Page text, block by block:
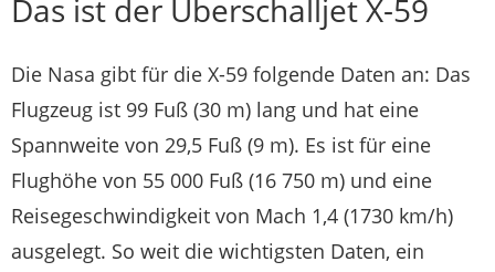
Das ist der Überschalljet X-59
Die Nasa gibt für die X-59 folgende Daten an: Das
Flugzeug ist 99 Fuß (30 m) lang und hat eine
Spannweite von 29,5 Fuß (9 m). Es ist für eine
Flughöhe von 55 000 Fuß (16 750 m) und eine
Reisegeschwindigkeit von Mach 1,4 (1730 km/h)
ausgelegt. So weit die wichtigsten Daten, ein